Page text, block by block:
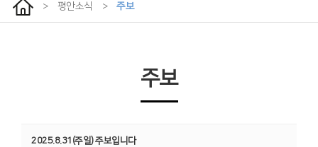
> 평안소식 > 주보
주보
2025.8.31(주일) 주보입니다